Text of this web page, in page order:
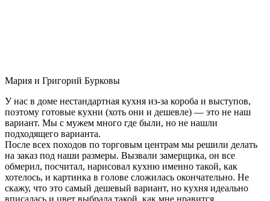
Мария и Григорий Бурковы
У нас в доме нестандартная кухня из-за короба и выступов,
поэтому готовые кухни (хоть они и дешевле) — это не наш
вариант. Мы с мужем много где были, но не нашли
подходящего варианта.
После всех походов по торговым центрам мы решили делать
на заказ под наши размеры. Вызвали замерщика, он все
обмерил, посчитал, нарисовал кухню именно такой, как
хотелось, и картинка в голове сложилась окончательно. Не
скажу, что это самый дешевый вариант, но кухня идеально
вписалась и цвет выбрала такой, как мне нравится.